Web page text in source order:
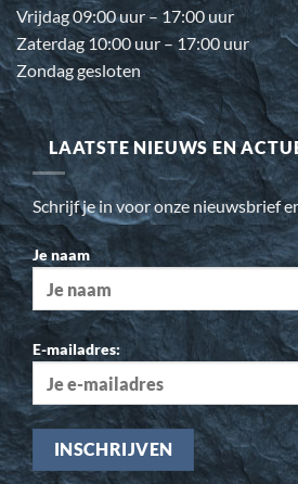
Vrijdag 09:00 uur – 17:00 uur
Zaterdag 10:00 uur – 17:00 uur
Zondag gesloten
LAATSTE NIEUWS EN
Schrijf je in voor onze nieuwsbrief
Je naam
E-mailadres: